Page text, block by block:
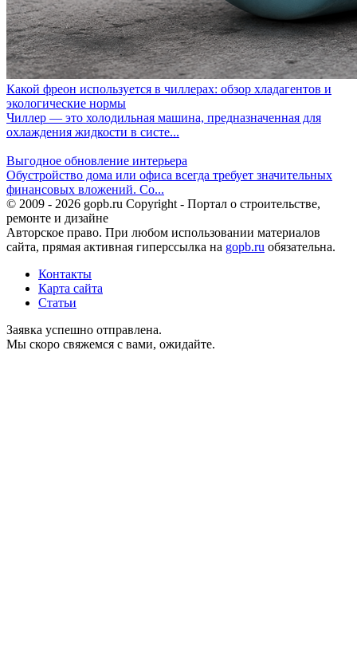
Какой фреон используется в чиллерах: обзор хладагентов и
экологические нормы
Чиллер — это холодильная машина, предназначенная для
охлаждения жидкости в систе...
Выгодное обновление интерьера
Обустройство дома или офиса всегда требует значительных
финансовых вложений. Со...
© 2009 - 2026 gopb.ru Copyright - Портал о строительстве,
ремонте и дизайне
Авторское право. При любом использовании материалов
сайта, прямая активная гиперссылка на gopb.ru обязательна.
Контакты
Карта сайта
Статьи
Заявка успешно отправлена.
Мы скоро свяжемся с вами, ожидайте.